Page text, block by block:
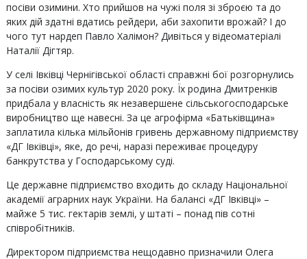
посіви озимини. Хто прийшов на чужі поля зі зброєю та до
яких дій здатні вдатись рейдери, аби захопити врожай? І до
чого тут нардеп Павло Халімон? Дивіться у відеоматеріалі
Наталії Дігтяр.
У селі Івківці Чернігівської області справжні бої розгорнулись
за посіви озимих культур 2020 року. Їх родина Дмитренків
придбала у власність як незавершене сільськогосподарське
виробництво ще навесні. За це агрофірма «Батьківщина»
заплатила кілька мільйонів гривень державному підприємству
«ДГ Івківці», яке, до речі, наразі переживає процедуру
банкрутства у Господарському суді.
Це державне підприємство входить до складу Національної
академії аграрних наук України. На балансі «ДГ Івківці» –
майже 5 тис. гектарів землі, у штаті – понад пів сотні
співробітників.
Директором підприємства нещодавно призначили Олега